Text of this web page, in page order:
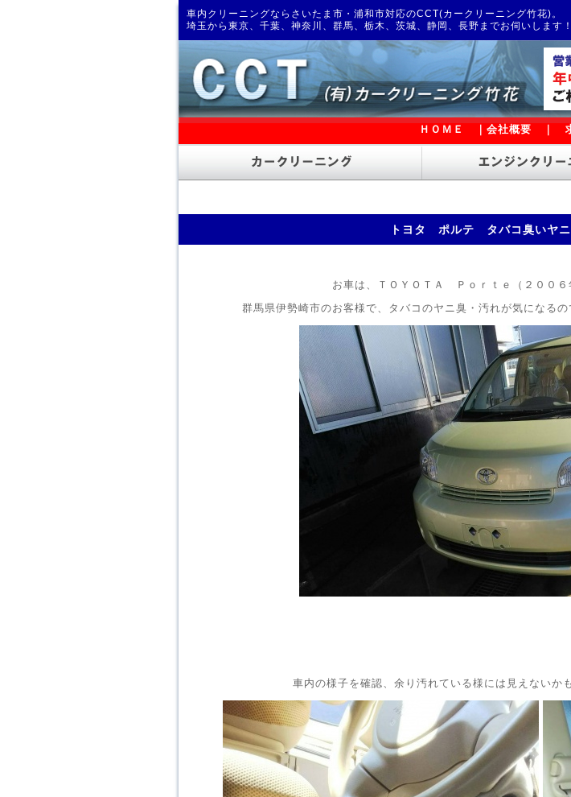
車内クリーニングならさいたま市・浦和市対応のCCT(カークリーニング竹花)。
埼玉から東京、千葉、神奈川、群馬、栃木、茨城、静岡、長野までお伺いします！
ＨＯＭＥ 会社概要
トヨタ ポルテ タバコ臭いヤニ
お車は、ＴＯＹＯＴＡ Ｐｏｒｔｅ（２００６
群馬県伊勢崎市のお客様で、タバコのヤニ臭・汚れが気になる
車内の様子を確認、余り汚れている様には見えないか